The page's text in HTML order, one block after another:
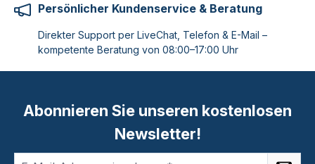
Persönlicher Kundenservice & Beratung
Direkter Support per LiveChat, Telefon & E-Mail –
kompetente Beratung von 08:00–17:00 Uhr
Abonnieren Sie unseren kostenlosen
Newsletter!